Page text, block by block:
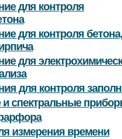
для контроля
для контроля бетона,
для
для контроля
и спектральные
измерения времени